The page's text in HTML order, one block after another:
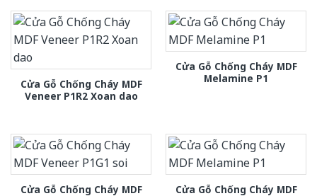
Cửa Gỗ Chống Cháy MDF
Veneer P1R2 Xoan dao
Cửa Gỗ Chống Cháy MDF
Melamine P1
Cửa Gỗ Chống Cháy MDF
Cửa Gỗ Chống Cháy MDF